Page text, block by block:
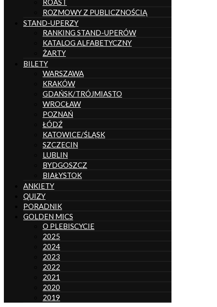
ROZMOWY Z PUBLICZNOŚCIĄ
STAND-UPERZY
RANKING STAND-UPERÓW
KATALOG ALFABETYCZNY
ŻARTY
BILETY
WARSZAWA
KRAKÓW
GDAŃSK/TRÓJMIASTO
WROCŁAW
POZNAŃ
ŁÓDŹ
KATOWICE/ŚLĄSK
SZCZECIN
LUBLIN
BYDGOSZCZ
BIAŁYSTOK
ANKIETY
QUIZY
PORADNIK
GOLDEN MICS
O PLEBISCYCIE
2025
2024
2023
2022
2021
2020
2019